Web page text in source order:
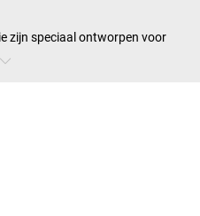
zijn speciaal ontworpen voor
. Ze zijn gemaakt van